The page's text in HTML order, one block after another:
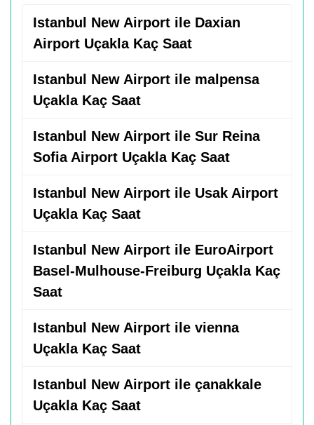
Istanbul New Airport ile Daxian
Airport Uçakla Kaç Saat
Istanbul New Airport ile malpensa
Uçakla Kaç Saat
Istanbul New Airport ile Sur Reina
Sofia Airport Uçakla Kaç Saat
Istanbul New Airport ile Usak Airport
Uçakla Kaç Saat
Istanbul New Airport ile EuroAirport
Basel-Mulhouse-Freiburg Uçakla Kaç
Saat
Istanbul New Airport ile vienna
Uçakla Kaç Saat
Istanbul New Airport ile çanakkale
Uçakla Kaç Saat